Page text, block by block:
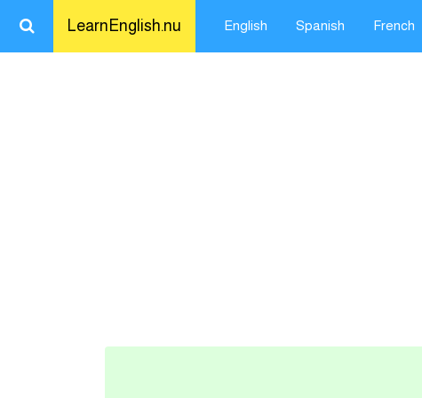
LearnEnglish.nu English Spanish French